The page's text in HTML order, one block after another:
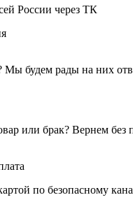
России через ТК
Мы будем рады на них
или брак? Вернем без
по безопасному